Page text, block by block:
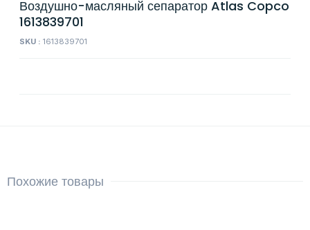
Воздушно-масляный сепаратор Atlas Copco
1613839701
SKU : 1613839701
Похожие товары